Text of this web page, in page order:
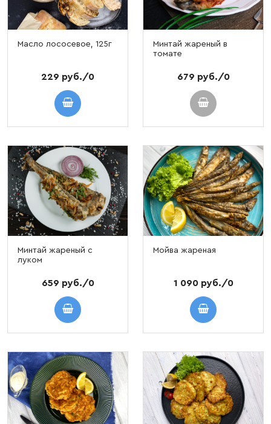
Масло лососевое, 125г
229 руб./0
Минтай жареный в
томате
679 руб./0
Минтай жареный с
луком
659 руб./0
Мойва жареная
1 090 руб./0